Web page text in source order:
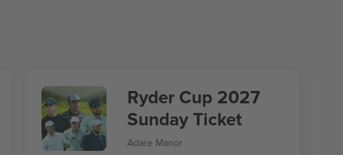
Ryder Cup 2027
Sunday Ticket
Adare Manor